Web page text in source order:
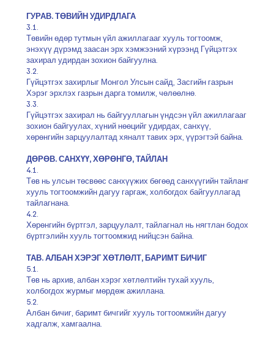
ГУРАВ. ТӨВИЙН УДИРДЛАГА
3.1.
Төвийн өдөр тутмын үйл ажиллагааг хууль тогтоомж,
энэхүү дүрэмд заасан эрх хэмжээний хүрээнд Гүйцэтгэх
захирал удирдан зохион байгуулна.
3.2.
Гүйцэтгэх захирлыг Монгол Улсын сайд, Засгийн газрын
Хэрэг эрхлэх газрын дарга томилж, чөлөөлнө.
3.3.
Гүйцэтгэх захирал нь байгууллагын үндсэн үйл ажиллагааг
зохион байгуулах, хүний нөөцийг удирдах, санхүү,
хөрөнгийн зарцуулалтад хяналт тавих эрх, үүрэгтэй байна.
ДӨРӨВ. САНХҮҮ, ХӨРӨНГӨ, ТАЙЛАН
4.1.
Төв нь улсын төсвөөс санхүүжих бөгөөд санхүүгийн тайланг
хууль тогтоомжийн дагуу гаргаж, холбогдох байгууллагад
тайлагнана.
4.2.
Хөрөнгийн бүртгэл, зарцуулалт, тайлагнал нь нягтлан бодох
бүртгэлийн хууль тогтоомжид нийцсэн байна.
ТАВ. АЛБАН ХЭРЭГ ХӨТЛӨЛТ, БАРИМТ БИЧИГ
5.1.
Төв нь архив, албан хэрэг хөтлөлтийн тухай хууль,
холбогдох журмыг мөрдөж ажиллана.
5.2.
Албан бичиг, баримт бичгийг хууль тогтоомжийн дагуу
хадгалж, хамгаална.